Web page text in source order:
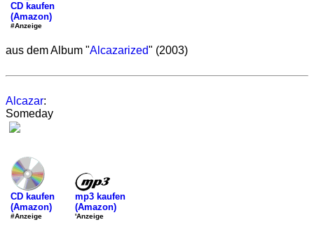
CD kaufen
(Amazon)
#Anzeige
aus dem Album "Alcazarized" (2003)
Alcazar:
Someday
CD kaufen
(Amazon)
#Anzeige
mp3 kaufen
(Amazon)
'Anzeige